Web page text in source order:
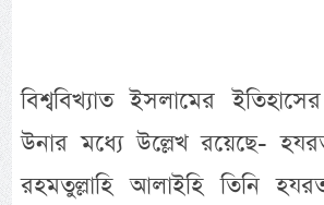
বিশ্ববিখ্যাত ইসলামের
উনার মধ্যে উল্লেখ রয়েছে-
রহমতুল্লাহি আলাইহি তিনি